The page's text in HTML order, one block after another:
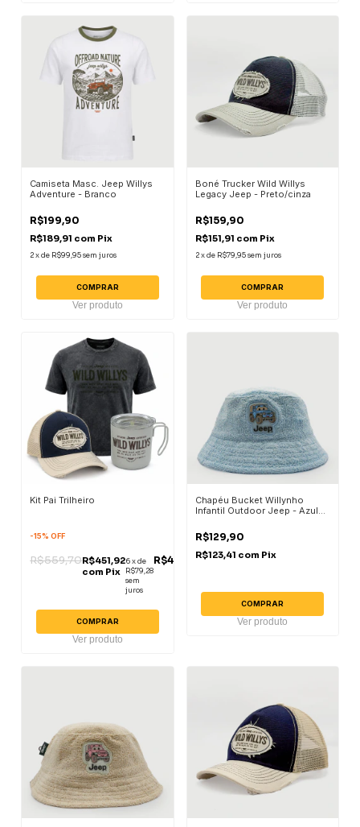
Camiseta Masc. Jeep Willys
Adventure - Branco
R$199,90
R$189,91 com Pix
2xde R$99,95sem juros
COMPRAR
Ver produto
Boné Trucker Wild Willys
Legacy Jeep - Preto/cinza
R$159,90
R$151,91 com Pix
2 xde R$79,95 sem juros
COMPRAR
Ver produto
Kit Pai Trilheiro
-15%OFF
R$559,70 R$475,70
R$451,92
com Pix
6xde
R$79,28
sem
juros
COMPRAR
Ver produto
Chapéu Bucket Willynho
Infantil Outdoor Jeep - Azul
R$129,90
R$123,41 com Pix
COMPRAR
Ver produto